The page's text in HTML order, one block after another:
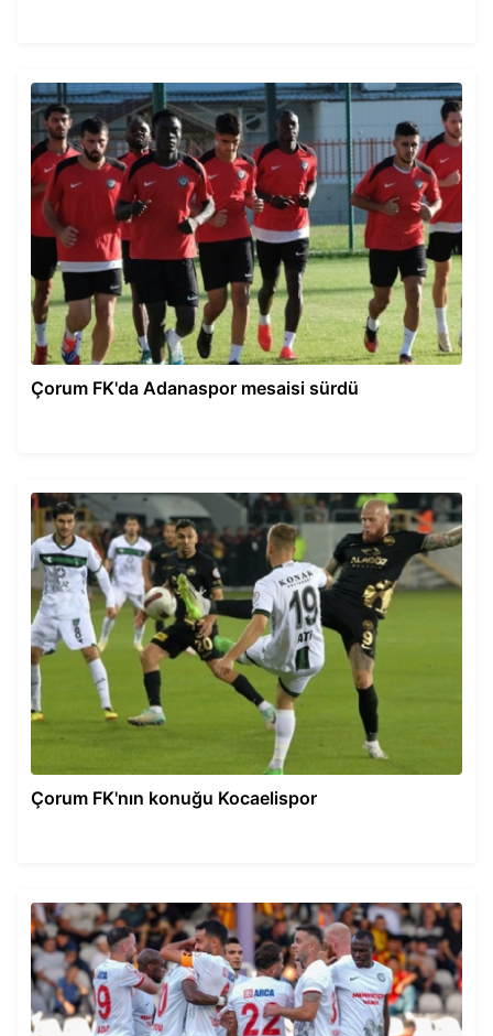
Çorum FK'da Adanaspor mesaisi sürdü
Çorum FK'nın konuğu Kocaelispor